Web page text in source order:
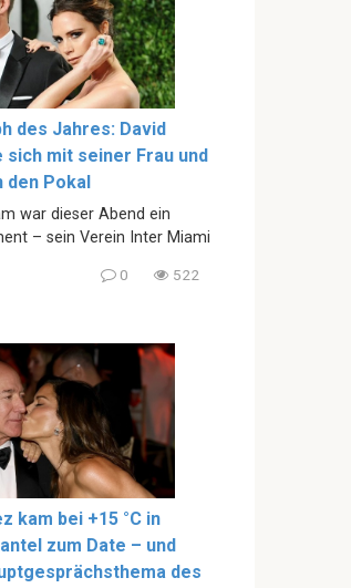
des Jahres: David
sich mit seiner Frau und
den Pokal
war dieser Abend ein
– sein Verein Inter Miami
0 522
kam bei +15 °C in
zum Date – und
des